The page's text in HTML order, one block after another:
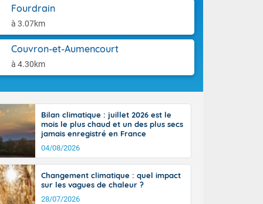
Fourdrain
à 3.07km
Couvron-et-Aumencourt
à 4.30km
de
reste du
orages
le rivage
virulents
et
sur le
localement
de la
90 à 110
de Manche
avec
Bilan climatique : juillet 2026 est le
mois le plus chaud et un des plus secs
jamais enregistré en France
04/08/2026
Changement climatique : quel impact
sur les vagues de chaleur ?
28/07/2026